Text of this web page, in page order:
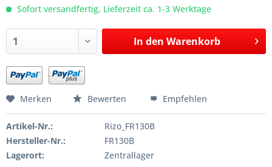
Sofort versandfertig, Lieferzeit ca. 1-3 Werktage
In den Warenkorb
Merken Bewerten Empfehlen
Artikel-Nr.:
Rizo_FR130B
Hersteller-Nr.:
FR130B
Lagerort:
Zentrallager